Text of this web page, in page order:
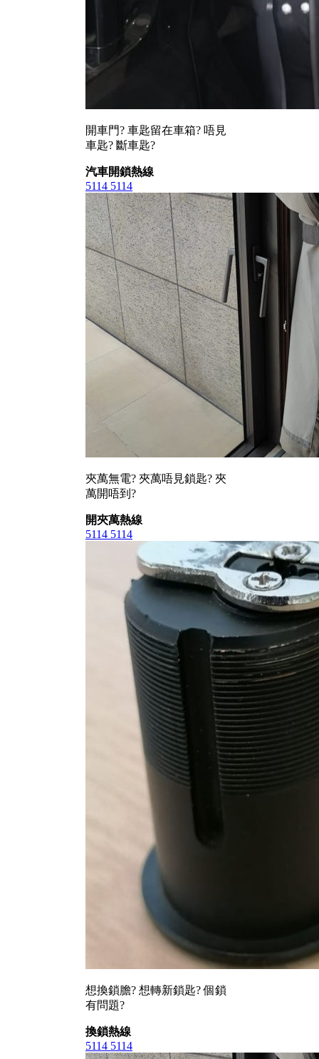
開車門? 車匙留在車箱? 唔見
車匙? 斷車匙?
汽車開鎖熱線
5114 5114
夾萬無電? 夾萬唔見鎖匙? 夾
萬開唔到?
開夾萬熱線
5114 5114
想換鎖膽? 想轉新鎖匙? 個鎖
有問題?
換鎖熱線
5114 5114